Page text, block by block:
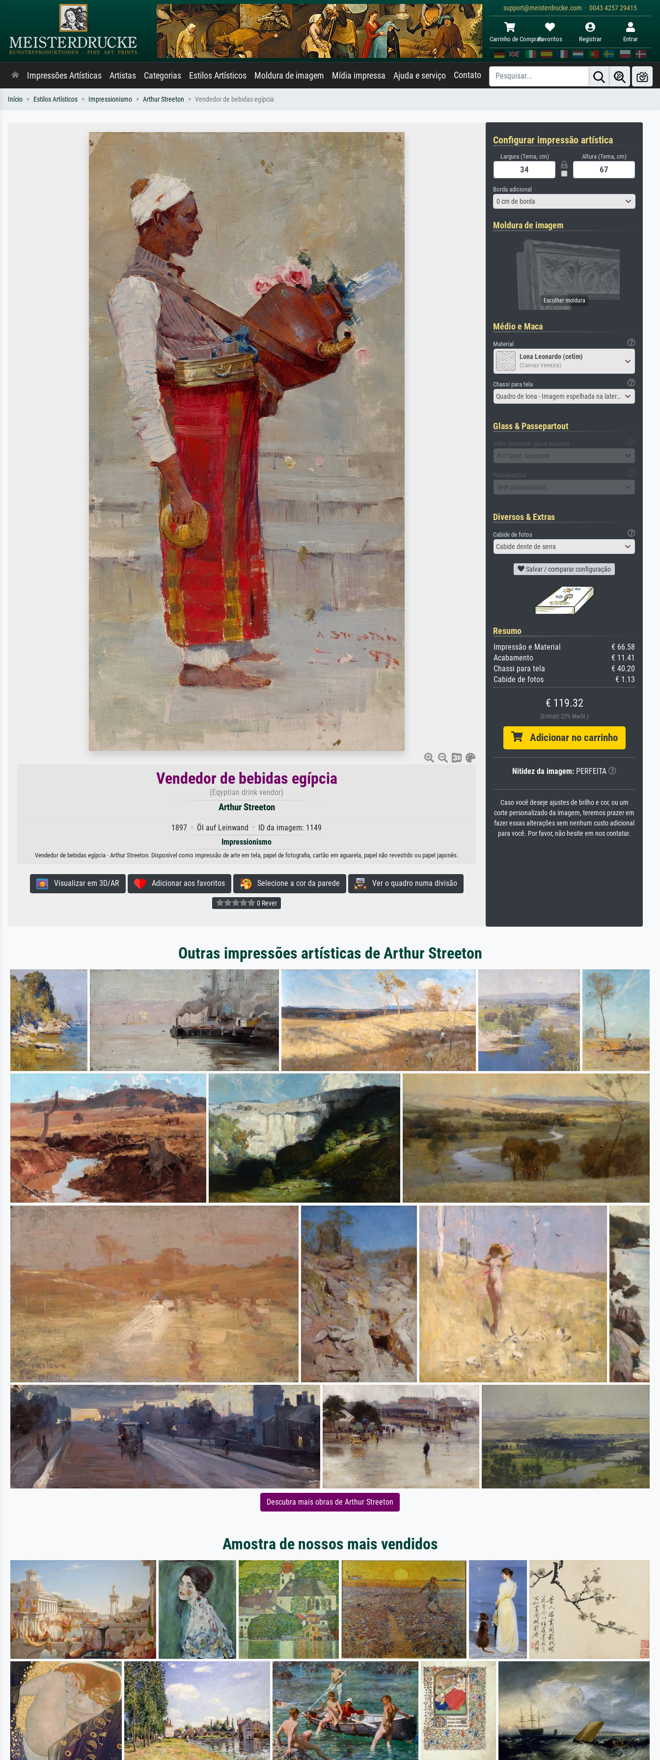
support@meisterdrucke.com · 0043 4257 29415
Carrinho de ComprasFavoritos Registrar Entrar
Impressões Artísticas Artistas Categorias Estilos Artísticos Moldura de imagem Mídia impressa Ajuda e serviço Contato
Início Estilos Artísticos Impressionismo Arthur Streeton Vendedor de bebidas egípcia
Vendedor de bebidas egípcia
(Eqyptian drink vendor)
Arthur Streeton
1897 · Öl auf Leinwand · ID da imagem: 1149
Impressionismo
Vendedor de bebidas egípcia · Arthur Streeton. Disponível como impressão de arte em tela, papel de fotografia, cartão em aguarela, papel não revestido ou papel japonês.
Visualizar em 3D/AR Adicionar aos favoritos Selecione a cor da parede Ver o quadro numa divisão
0 Rever
Configurar impressão artística
Largura (Tema, cm) Altura (Tema, cm)
Borda adicional
0 cm de borda
Moldura de imagem
Médio e Maca
Material
Lona Leonardo (cetim)
(Canvas Venezia)
Chassi para tela
Quadro de lona - Imagem espelhada na lateral
Glass & Passepartout
Vidro (incluindo placa traseira)
Por favor, selecione
Passepartout
Sem passepartout
Diversos & Extras
Cabide de fotos
Cabide dente de serra
Salvar / comparar configuração
Resumo
Impressão e Material
€ 66.58
Acabamento
€ 11.41
Chassi para tela
€ 40.20
Cabide de fotos
€ 1.13
€ 119.32
(Enthält 23% MwSt.)
Adicionar no carrinho
Nitidez da imagem: PERFEITA
Caso você deseje ajustes de brilho e cor, ou um
corte personalizado da imagem, teremos prazer em
fazer essas alterações sem nenhum custo adicional
para você. Por favor, não hesite em nos contatar.
Outras impressões artísticas de Arthur Streeton
Descubra mais obras de Arthur Streeton
Amostra de nossos mais vendidos